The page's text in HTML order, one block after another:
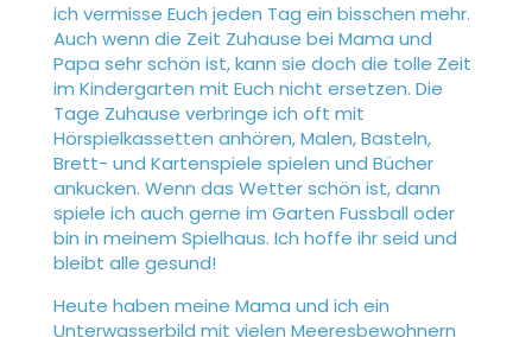
ich vermisse Euch jeden Tag ein bisschen mehr.
Auch wenn die Zeit Zuhause bei Mama und
Papa sehr schön ist, kann sie doch die tolle Zeit
im Kindergarten mit Euch nicht ersetzen. Die
Tage Zuhause verbringe ich oft mit
Hörspielkassetten anhören, Malen, Basteln,
Brett- und Kartenspiele spielen und Bücher
ankucken. Wenn das Wetter schön ist, dann
spiele ich auch gerne im Garten Fussball oder
bin in meinem Spielhaus. Ich hoffe ihr seid und
bleibt alle gesund!
Heute haben meine Mama und ich ein
Unterwasserbild mit vielen Meeresbewohnern